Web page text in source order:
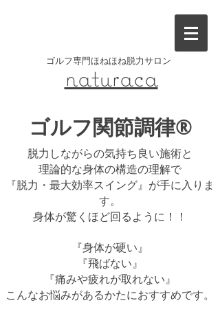
​ゴルフ専門ほねほね脱力サロン
naturaca
​ゴルフ関節調律®
脱力しながらの気持ち良い施術と
理論的な身体の構造の理解で
『脱力・最大効率スイング』が手に入りま
す。
身体が驚くほど回るように！！
『身体が硬い』
『飛ばない』
『痛みや疲れが取れない』
こんなお悩みがあるかたにおすすめです。